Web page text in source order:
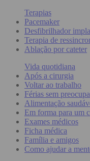
Terapias
Pacemaker
Desfibrilhador
Terapia de
Ablação por cateter
Vida quotidiana
Após a cirurgia
Voltar ao trabalho
Férias sem
Alimentação
Em forma para um
Exames médicos
Ficha médica
Família e amigos
Como ajudar a